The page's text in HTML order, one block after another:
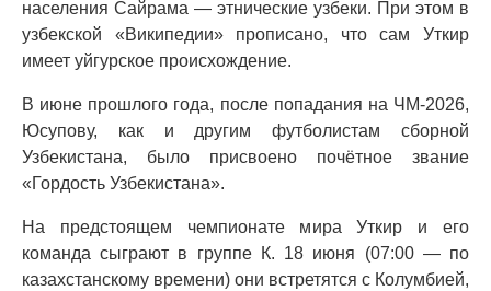
населения Сайрама — этнические узбеки. При этом в
узбекской «Википедии» прописано, что сам Уткир
имеет уйгурское происхождение.
В июне прошлого года, после попадания на ЧМ-2026,
Юсупову, как и другим футболистам сборной
Узбекистана, было присвоено почётное звание
«Гордость Узбекистана».
На предстоящем чемпионате мира Уткир и его
команда сыграют в группе К. 18 июня (07:00 — по
казахстанскому времени) они встретятся с Колумбией,